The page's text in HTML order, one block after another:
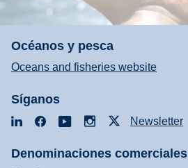
Océanos y pesca
Oceans and fisheries website
Síganos
LinkedInFacebookYouTubeInstagramNewsletter
Denominaciones comerciales